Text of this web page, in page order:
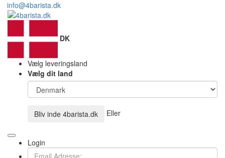
info@4barista.dk
DK
Vælg leveringsland
Vælg dit land
Bliv inde 4barista.dk Eller
Login